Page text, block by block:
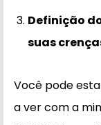
Definição
suas
Você pode
a ver com a